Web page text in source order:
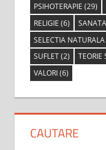
PSIHOTERAPIE (29)
RELIGIE (6)
SELECTIA NATURALA
SUFLET(2) TEORIE
VALORI(6)
CAUTARE